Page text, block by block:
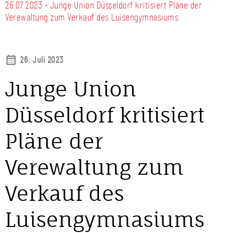
26.07.2023 - Junge Union Düsseldorf kritisiert Pläne der
Verewaltung zum Verkauf des Luisengymnasiums
26. Juli 2023
Junge Union
Düsseldorf kritisiert
Pläne der
Verewaltung zum
Verkauf des
Luisengymnasiums